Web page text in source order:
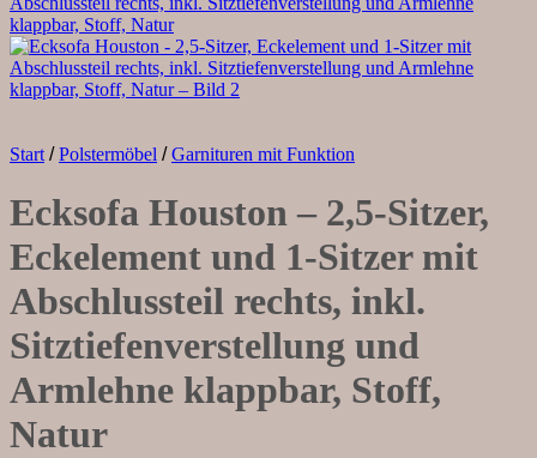
Start / Polstermöbel / Garnituren mit Funktion
Ecksofa Houston – 2,5-Sitzer,
Eckelement und 1-Sitzer mit
Abschlussteil rechts, inkl.
Sitztiefenverstellung und
Armlehne klappbar, Stoff,
Natur